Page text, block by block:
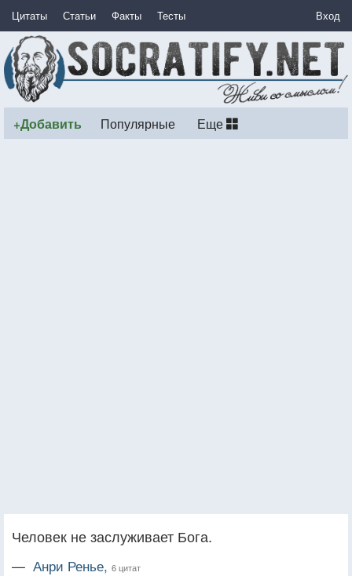
Цитаты Статьи Факты Тесты Вход
+Добавить Популярные Еще
Человек не заслуживает Бога.
— Анри Ренье, 6 цитат